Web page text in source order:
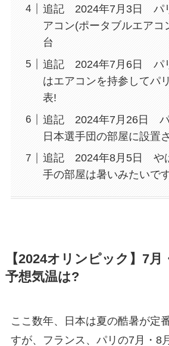
追記 2024年7月3日 パ
アコン(ポータブルエアコ
台
追記 2024年7月6日 パ
はエアコンを持参してパ
表!
追記 2024年7月26日 パ
日本選手団の部屋に設置
追記 2024年8月5日 や
手の部屋は暑いみたいで
【2024オリンピック】7
予想気温は?
ここ数年、日本は夏の酷暑が定
すが、フランス、パリの7月・8